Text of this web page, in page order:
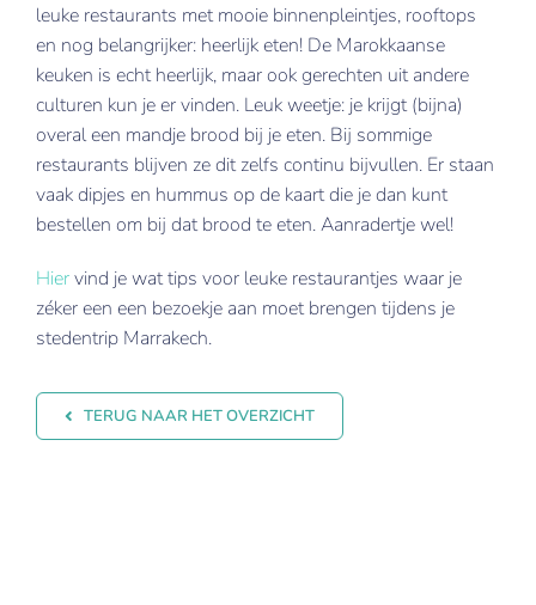
leuke restaurants met mooie binnenpleintjes, rooftops
en nog belangrijker: heerlijk eten! De Marokkaanse
keuken is echt heerlijk, maar ook gerechten uit andere
culturen kun je er vinden. Leuk weetje: je krijgt (bijna)
overal een mandje brood bij je eten. Bij sommige
restaurants blijven ze dit zelfs continu bijvullen. Er staan
vaak dipjes en hummus op de kaart die je dan kunt
bestellen om bij dat brood te eten. Aanradertje wel!
Hiervind je wat tips voor leuke restaurantjes waar je
zéker een een bezoekje aan moet brengen tijdens je
stedentrip Marrakech.
TERUG NAAR HET OVERZICHT